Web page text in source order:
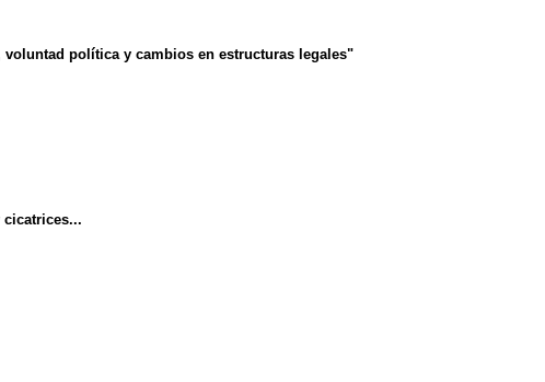
voluntad política y cambios en estructuras legales"
cicatrices...